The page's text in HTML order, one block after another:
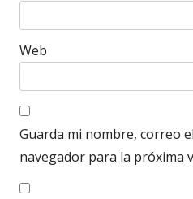
Web
Guarda mi nombre, correo
navegador para la próxima